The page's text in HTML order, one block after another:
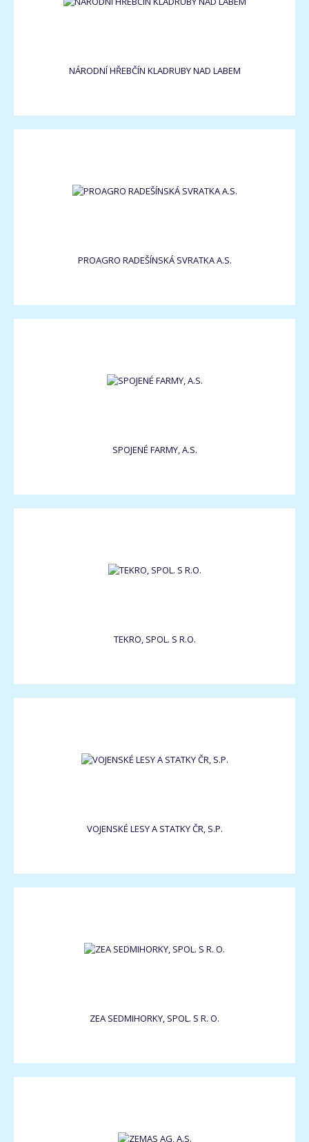
NÁRODNÍ HŘEBČÍN KLADRUBY NAD LABEM
PROAGRO RADEŠÍNSKÁ SVRATKA A.S.
SPOJENÉ FARMY, A.S.
TEKRO, SPOL. S R.O.
VOJENSKÉ LESY A STATKY ČR, S.P.
ZEA SEDMIHORKY, SPOL. S R. O.